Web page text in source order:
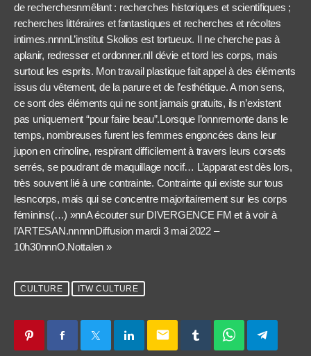
de recherchesnmêlant : recherches historiques et scientifiques ;
recherches littéraires et fantastiques et recherches et récoltes
intimes.nnnnL’institut Skolios est tortueux. Il ne cherche pas à
aplanir, redresser et ordonner.nIl dévie et tord les corps, mais
surtout les esprits. Mon travail plastique fait appel à des éléments
issus du vêtement, de la parure et de l’esthétique. A mon sens,
ce sont des éléments qui ne sont jamais gratuits, ils n’existent
pas uniquement “pour faire beau”.Lorsque l’onnremonte dans le
temps, nombreuses furent les femmes engoncées dans leur
jupon en crinoline, respirant difficilement à travers leurs corsets
serrés, se poudrant de maquillage nocif… L’apparat est dès lors,
très souvent lié à une contrainte. Contrainte qui existe sur tous
lesncorps, mais qui se concentre majoritairement sur les corps
féminins(…) »nnA écouter sur DIVERGENCE FM et à voir à
l’ARTESAN.nnnnnDiffusion mardi 3 mai 2022 –
10h30nnnO.Nottalen »
CULTURE ITW CULTURE
email